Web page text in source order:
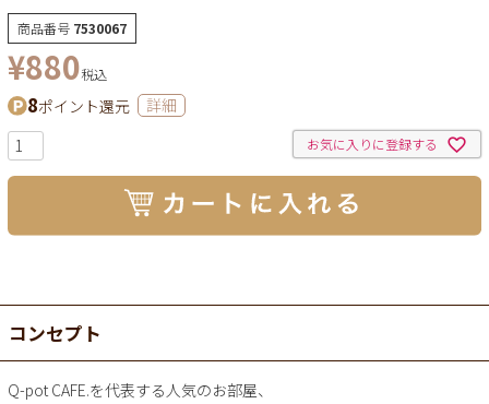
商品番号 7530067
¥880税込
8ポイント還元 詳細
お気に入りに登録する
コンセプト
Q-pot CAFE.を代表する人気のお部屋、